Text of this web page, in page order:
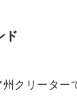
ド
クリーター